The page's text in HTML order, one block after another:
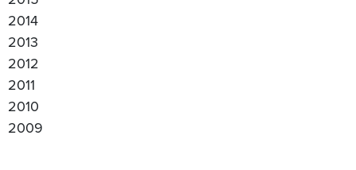
2014
2013
2012
2011
2010
2009